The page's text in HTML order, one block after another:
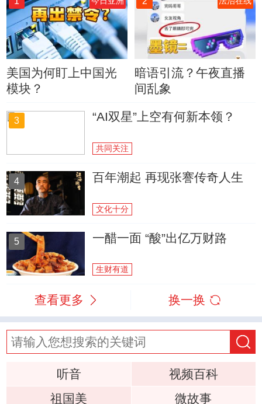
美国为何盯上中国光
模块？
暗语引流？午夜直播
间乱象
3 “AI双星”上空有何新本领？
共同关注
4 百年潮起 再现张謇传奇人生
文化十分
5 一醋一面 “酸”出亿万财路
生财有道
查看更多 换一换
听音
视频百科
祖国美
微故事